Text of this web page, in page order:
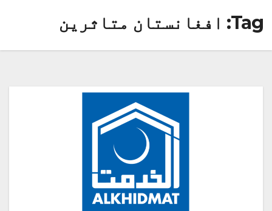
Tag: افغانستان متاثرین